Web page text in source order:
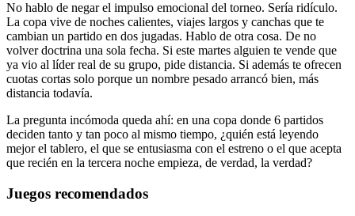
No hablo de negar el impulso emocional del torneo. Sería ridículo.
La copa vive de noches calientes, viajes largos y canchas que te
cambian un partido en dos jugadas. Hablo de otra cosa. De no
volver doctrina una sola fecha. Si este martes alguien te vende que
ya vio al líder real de su grupo, pide distancia. Si además te ofrecen
cuotas cortas solo porque un nombre pesado arrancó bien, más
distancia todavía.
La pregunta incómoda queda ahí: en una copa donde 6 partidos
deciden tanto y tan poco al mismo tiempo, ¿quién está leyendo
mejor el tablero, el que se entusiasma con el estreno o el que acepta
que recién en la tercera noche empieza, de verdad, la verdad?
Juegos recomendados